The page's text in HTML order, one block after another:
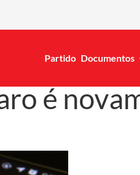
Partido Documentos
é